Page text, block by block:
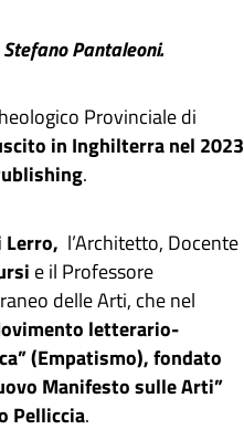
Pantaleoni.
Provinciale di
in Inghilterra nel 2023
.
l’Architetto, Docente
e il Professore
delle Arti, che nel
letterario-
(Empatismo), fondato
Manifesto sulle Arti”
Pelliccia.